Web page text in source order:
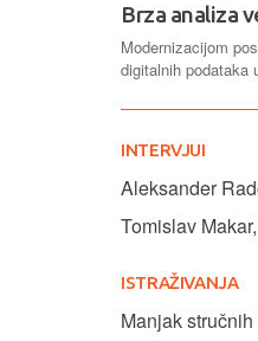
Brza analiza
Modernizacijom
digitalnih podataka
INTERVJUI
Aleksander
Tomislav
ISTRAŽIVANJA
Manjak